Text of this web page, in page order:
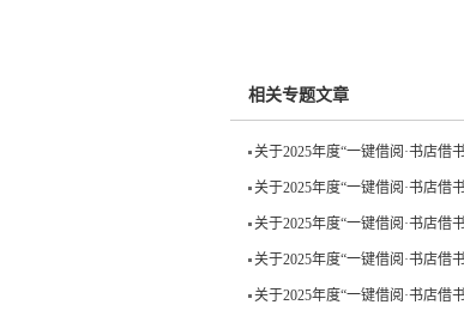
相关专题文章
关于2025年度“一键借阅·书店借
关于2025年度“一键借阅·书店借
关于2025年度“一键借阅·书店借
关于2025年度“一键借阅·书店借
关于2025年度“一键借阅·书店借